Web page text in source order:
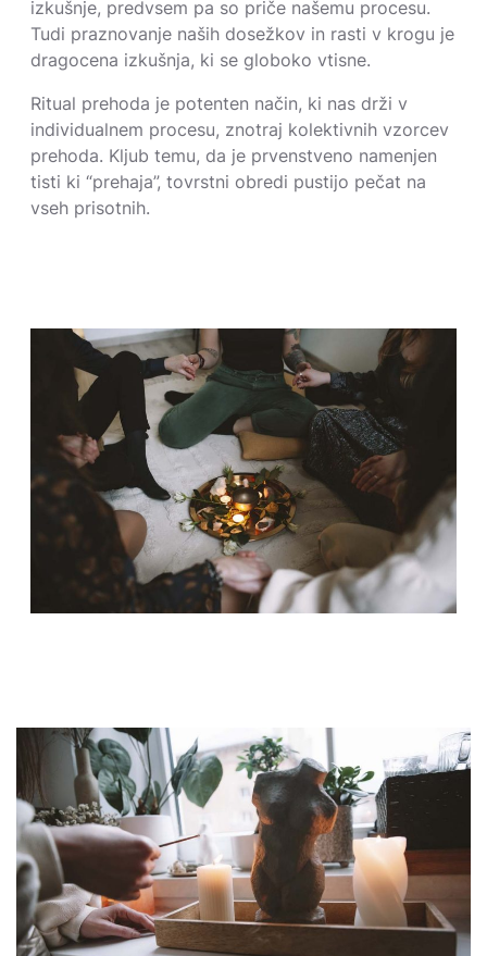
izkušnje, predvsem pa so priče našemu procesu.
Tudi praznovanje naših dosežkov in rasti v krogu je
dragocena izkušnja, ki se globoko vtisne.
Ritual prehoda je potenten način, ki nas drži v
individualnem procesu, znotraj kolektivnih vzorcev
prehoda. Kljub temu, da je prvenstveno namenjen
tisti ki “prehaja”, tovrstni obredi pustijo pečat na
vseh prisotnih.